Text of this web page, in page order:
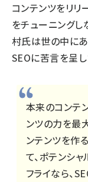
コンテンツをリリ
をチューニングし
村氏は世の中に
SEOに苦言を呈し
本来のコンテ
ンツの力を最
ンテンツを作
て、ポテンシ
フライなら、